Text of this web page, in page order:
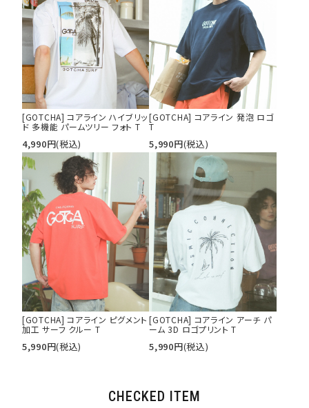
[GOTCHA] コアライン ハイブリッ
ド 多機能 パームツリー フォト T
4,990円(税込)
[GOTCHA] コアライン 発泡 ロゴ
T
5,990円(税込)
[GOTCHA] コアライン ピグメント
加工 サーフ クルー T
5,990円(税込)
[GOTCHA] コアライン アーチ パ
ーム 3D ロゴプリント T
5,990円(税込)
CHECKED ITEM